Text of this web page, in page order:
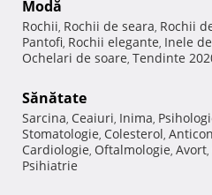
Modă
Rochii, Rochii de seara, Rochii
Pantofi, Rochii elegante, Inele
Ochelari de soare, Tendinte
Sănătate
Sarcina, Ceaiuri, Inima,
Stomatologie, Colesterol,
Cardiologie, Oftalmologie, Avort,
Psihiatrie